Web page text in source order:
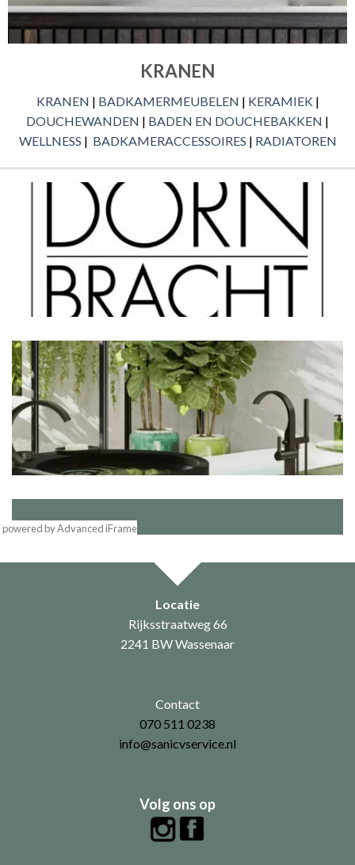
powered by Advanced iFrame
Locatie
Rijksstraatweg 66
2241 BW Wassenaar
Contact
070 511 0238
info@sanicvservice.nl
Volg ons op